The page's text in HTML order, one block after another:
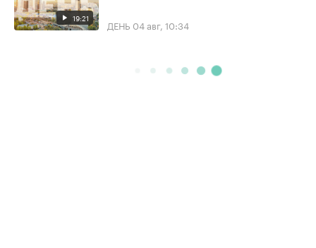
19:21 ДЕНЬ 04 авг, 10:34